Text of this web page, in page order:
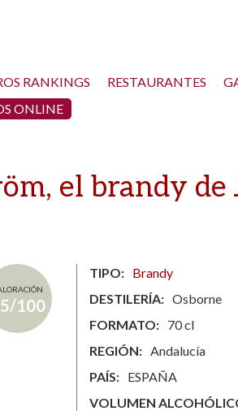
RANKINGS RESTAURANTES
ONLINE
el brandy de
100
TIPO
Brandy
DESTILERÍA
Osborne
FORMATO
70 cl
REGIÓN
Andalucía
PAÍS
ESPAÑA
VOLUMEN